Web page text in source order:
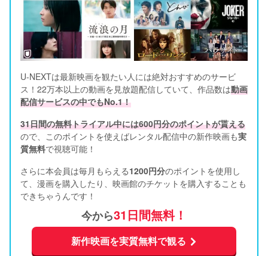
U-NEXTは最新映画を観たい人には絶対おすすめのサービ
ス！22万本以上の動画を見放題配信していて、作品数は動画
配信サービスの中でもNo.1！
31日間の無料トライアル中には600円分のポイントが貰える
ので、このポイントを使えばレンタル配信中の新作映画も実
質無料で視聴可能！
さらに本会員は毎月もらえる1200円分のポイントを使用し
て、漫画を購入したり、映画館のチケットを購入することも
できちゃうんです！
今から31日間無料！
新作映画を実質無料で観る